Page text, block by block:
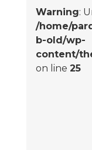
Warning:
/home/
b-old/wp-
content/
on line 25